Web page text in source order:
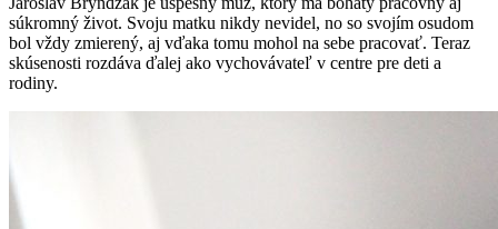
súkromný život. Svoju matku nikdy nevidel, no so svojím osudom
bol vždy zmierený, aj vďaka tomu mohol na sebe pracovať. Teraz
skúsenosti rozdáva ďalej ako vychovávateľ v centre pre deti a
rodiny.